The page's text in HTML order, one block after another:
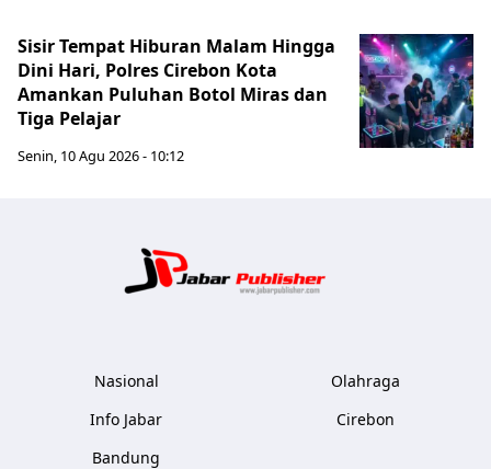
Sisir Tempat Hiburan Malam Hingga
Dini Hari, Polres Cirebon Kota
Amankan Puluhan Botol Miras dan
Tiga Pelajar
Senin, 10 Agu 2026 - 10:12
Nasional
Info Jabar
Bandung
Olahraga
Cirebon